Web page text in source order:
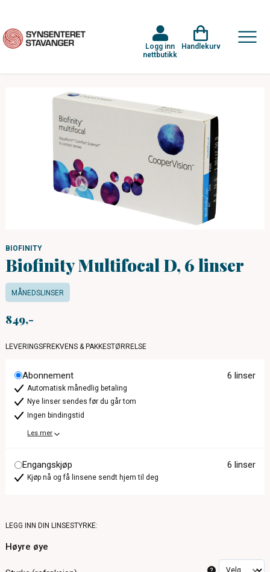
Logg inn
nettbutikk
Handlekurv
BIOFINITY
Biofinity Multifocal D, 6 linser
MÅNEDSLINSER
849
LEVERINGSFREKVENS & PAKKESTØRRELSE
Abonnement 6 linser
Automatisk månedlig betaling
Nye linser sendes før du går tom
Ingen bindingstid
Les mer
Engangskjøp 6 linser
Kjøp nå og få linsene sendt hjem til deg
LEGG INN DIN LINSESTYRKE:
Høyre øye
?